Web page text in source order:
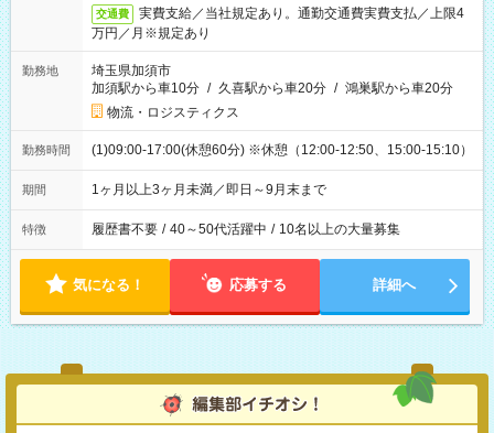
交通費
実費支給／当社規定あり。通勤交通費実費支払／上限4
万円／月※規定あり
勤務地
埼玉県加須市
加須駅から車10分 / 久喜駅から車20分 / 鴻巣駅から車20分
物流・ロジスティクス
勤務時間 (1)09:00-17:00(休憩60分) ※休憩（12:00-12:50、15:00-15:10）
期間 1ヶ月以上3ヶ月未満／即日～9月末まで
特徴 履歴書不要 / 40～50代活躍中 / 10名以上の大量募集
気になる！ 応募する 詳細へ